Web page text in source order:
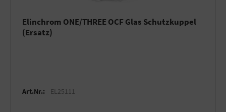
Elinchrom ONE/THREE OCF Glas Schutzkuppel
(Ersatz)
Art.Nr.: EL25111